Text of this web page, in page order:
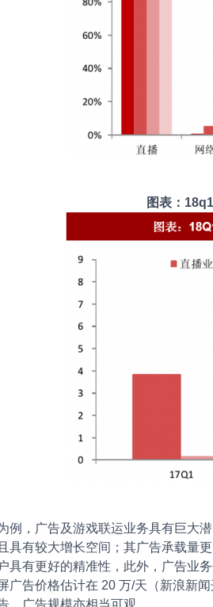
图表：
，广告及游戏联运业务具有巨大潜
具有较大增长空间；其广告承载量
具有更好的精准性，此外，广告业
广告价格估计在 20 万/天（新浪新
，广告规模亦相当可观。